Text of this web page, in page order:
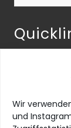
Wir
und